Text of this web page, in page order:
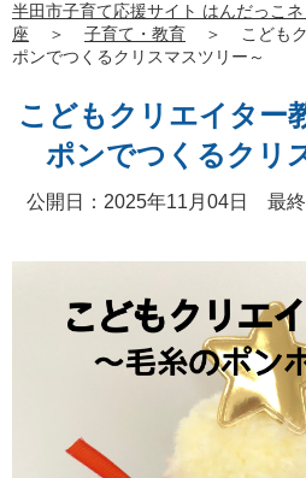
半田市子育て応援サイト はんだっこネ
座
＞ 子育て・教育 ＞
こども
ポンでつくるクリスマスツリー～
こどもクリエイター
ポンでつくるクリ
公開日：2025年11月04日 最終